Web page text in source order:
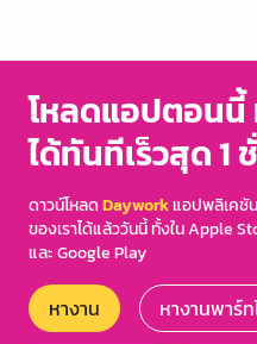
โหลดแอปตอนนี้
ได้ทันทีเร็วสุด 1
ดาวน์โหลดDayworkแอปพลิเคชัน
ของเราได้แล้ววันนี้ ทั้งใน Apple
และ Google Play
หางาน หางานพาร์